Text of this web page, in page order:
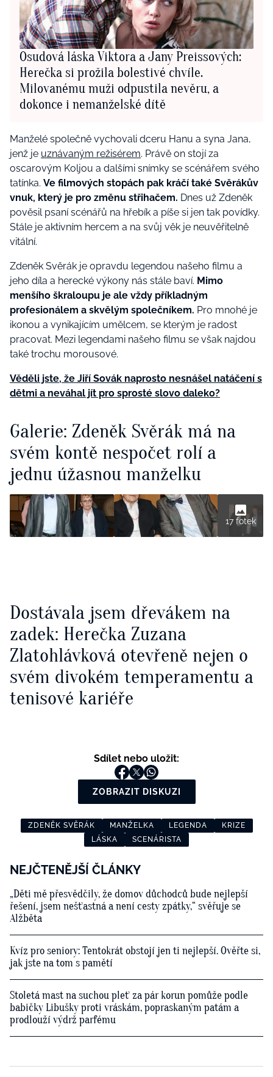
Osudová láska Viktora a Jany Preissových:
Herečka si prožila bolestivé chvíle.
Milovanému muži odpustila nevěru, a
dokonce i nemanželské dítě
Manželé společně vychovali dceru Hanu a syna Jana,
jenž je uznávaným režisérem. Právě on stojí za
oscarovým Koljou a dalšími snímky se scénářem svého
tatínka. Ve filmových stopách pak kráčí také Svěrákův
vnuk, který je pro změnu střihačem. Dnes už Zdeněk
pověsil psaní scénářů na hřebík a píše si jen tak povídky.
Stále je aktivním hercem a na svůj věk je neuvěřitelně
vitální.
Zdeněk Svěrák je opravdu legendou našeho filmu a
jeho díla a herecké výkony nás stále baví. Mimo
menšího škraloupu je ale vždy příkladným
profesionálem a skvělým společníkem. Pro mnohé je
ikonou a vynikajícím umělcem, se kterým je radost
pracovat. Mezi legendami našeho filmu se však najdou
také trochu morousové.
Věděli jste, že Jiří Sovák naprosto nesnášel natáčení s
dětmi a neváhal jít pro sprosté slovo daleko?
Galerie: Zdeněk Svěrák má na
svém kontě nespočet rolí a
jednu úžasnou manželku
17 fotek
Dostávala jsem dřevákem na
zadek: Herečka Zuzana
Zlatohlávková otevřeně nejen o
svém divokém temperamentu a
tenisové kariéře
Sdílet nebo uložit:
ZOBRAZIT DISKUZI
ZDENĚK SVĚRÁK MANŽELKA LEGENDA
KRIZE
LÁSKA
SCENÁRISTA
NEJČTENĚJŠÍ ČLÁNKY
„Děti mě přesvědčily, že domov důchodců bude nejlepší
řešení, jsem nešťastná a není cesty zpátky,“ svěřuje se
Alžběta
Kvíz pro seniory: Tentokrát obstojí jen ti nejlepší. Ověřte si,
jak jste na tom s pamětí
Stoletá mast na suchou pleť za pár korun pomůže podle
babičky Libušky proti vráskám, popraskaným patám a
prodlouží výdrž parfému